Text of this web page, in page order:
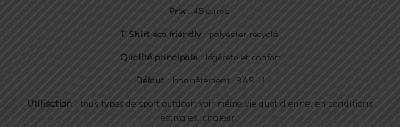
Prix: 45 euros
T Shirt eco friendly: polyester recyclé
Qualité principale: légèreté et confort
Défaut: honnêtement, RAS… !
Utilisation : tous types de sport outdoor, voir même vie quotidienne, en conditions
estivales, chaleur.